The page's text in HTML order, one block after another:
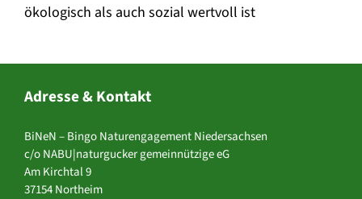
ökologisch als auch sozial wertvoll ist
Adresse & Kontakt
BiNeN – Bingo Naturengagement Niedersachsen
c/o NABU|naturgucker gemeinnützige eG
Am Kirchtal 9
37154 Northeim